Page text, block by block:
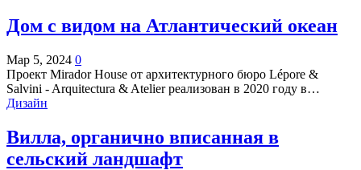
Дом с видом на Атлантический океан
Мар 5, 2024 0
Проект Mirador House от архитектурного бюро Lépore &
Salvini - Arquitectura & Atelier реализован в 2020 году в…
Дизайн
Вилла, органично вписанная в
сельский ландшафт